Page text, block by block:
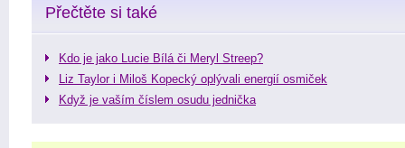
Přečtěte si také
Kdo je jako Lucie Bílá či Meryl Streep?
Liz Taylor i Miloš Kopecký oplývali energií osmiček
Když je vaším číslem osudu jednička